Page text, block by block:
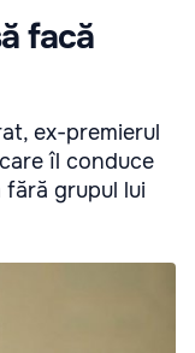
facă
ex-premierul
îl conduce
grupul lui